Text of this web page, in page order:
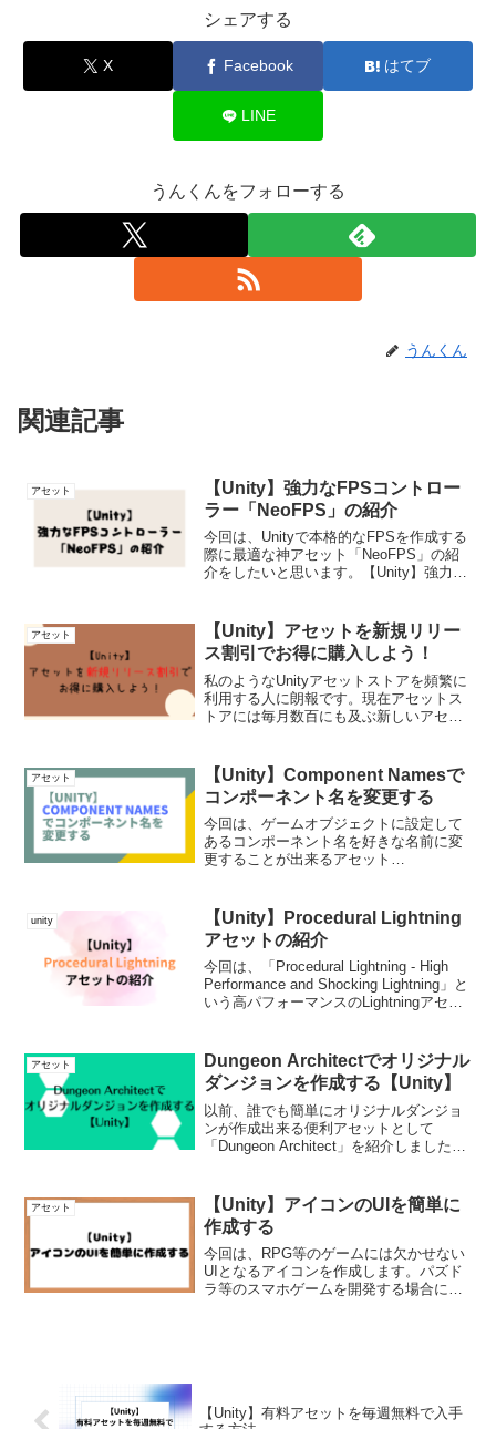
シェアする
X Facebook はてブ
LINE
うんくんをフォローする
うんくん
関連記事
アセット
【Unity】強力なFPSコントロー
ラー「NeoFPS」の紹介
今回は、Unityで本格的なFPSを作成する
際に最適な神アセット「NeoFPS」の紹
介をしたいと思います。【Unity】強力な
アセットは様々ありますが、個人的に...
アセット
【Unity】アセットを新規リリー
ス割引でお得に購入しよう！
私のようなUnityアセットストアを頻繁に
利用する人に朗報です。現在アセットス
トアには毎月数百にも及ぶ新しいアセッ
格にてアセットを販売しているので、セ
ール時によくアセッ...
アセット
【Unity】Component Namesで
コンポーネント名を変更する
今回は、ゲームオブジェクトに設定して
あるコンポーネント名を好きな名前に変
更することが出来るアセット
コンポーネント名を変更するシンプルな
ア...
unity
【Unity】Procedural Lightning
アセットの紹介
今回は、「Procedural Lightning - High
Performance and Shocking Lightning」と
いう高パフォーマンスのLightningアセッ
アセット
Dungeon Architectでオリジナル
ダンジョンを作成する【Unity】
以前、誰でも簡単にオリジナルダンジョ
ンが作成出来る便利アセットとして
「Dungeon Architect」を紹介しました。
流れについて解説していきます。
Dungeon ...
アセット
【Unity】アイコンのUIを簡単に
作成する
今回は、RPG等のゲームには欠かせない
UIとなるアイコンを作成します。パズド
ラ等のスマホゲームを開発する場合に
【Unity】有料アセットを毎週無料で入手